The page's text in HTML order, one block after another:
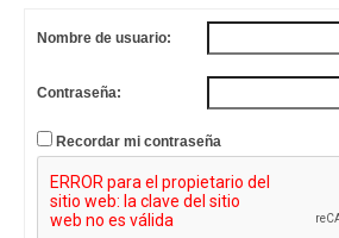
Nombre de usuario:
Contraseña:
Recordar mi contraseña